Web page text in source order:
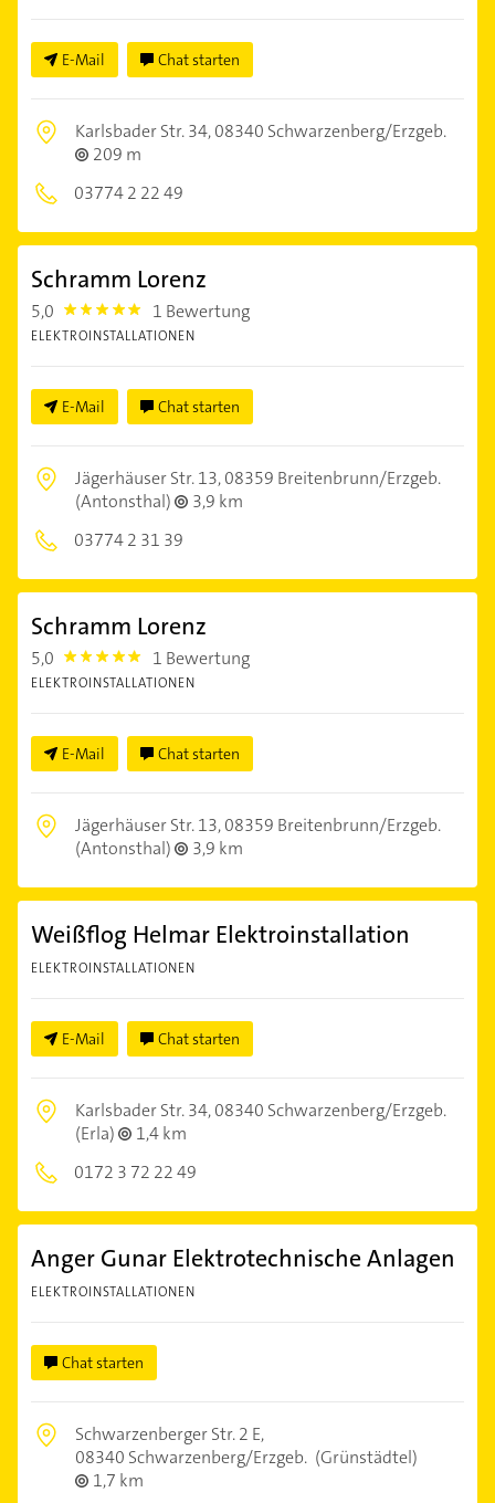
E-Mail Chat starten
Karlsbader Str. 34,08340 Schwarzenberg/Erzgeb.
209 m
03774 2 22 49
Schramm Lorenz
5,0 5.0 1 Bewertung
ELEKTROINSTALLATIONEN
E-Mail Chat starten
Jägerhäuser Str. 13,08359 Breitenbrunn/Erzgeb.
(Antonsthal)
3,9 km
03774 2 31 39
Schramm Lorenz
5,0 5.0 1 Bewertung
ELEKTROINSTALLATIONEN
E-Mail Chat starten
Jägerhäuser Str. 13,08359 Breitenbrunn/Erzgeb.
(Antonsthal)
3,9 km
Weißflog Helmar Elektroinstallation
ELEKTROINSTALLATIONEN
E-Mail Chat starten
Karlsbader Str. 34,08340 Schwarzenberg/Erzgeb.
(Erla)
1,4 km
0172 3 72 22 49
Anger Gunar Elektrotechnische Anlagen
ELEKTROINSTALLATIONEN
Chat starten
Schwarzenberger Str. 2 E,
08340 Schwarzenberg/Erzgeb. (Grünstädtel)
1,7 km